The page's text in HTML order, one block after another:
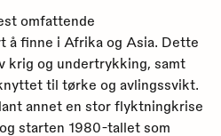
omfattende
finne i Afrika og Asia. Dette
krig og undertrykking, samt
til tørke og avlingssvikt.
annet en stor flyktningkrise
starten 1980-tallet som